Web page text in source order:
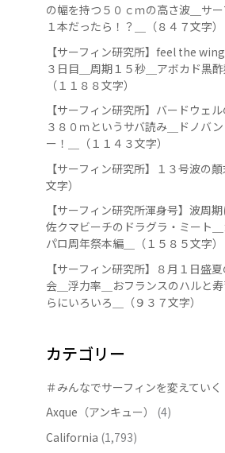
の幅を持つ５０ｃｍの高さ波＿サ
１本だったら！？＿（８４７文字）
【サーフィン研究所】feel the
３日目＿周期１５秒＿アボカド黒酢
（１１８８文字）
【サーフィン研究所】バードウェル
３８０ｍというサバ読み＿ドノバ
ー！＿（１１４３文字）
【サーフィン研究所】１３号波の
文字）
【サーフィン研究所渾身号】波周
佐クマビーチのドラグラ・ミート
パロ周年祭本編＿（１５８５文字）
【サーフィン研究所】８月１日盛
会＿浮力率＿おフランスのハルと
らにいろいろ＿（９３７文字）
カテゴリー
＃みんなでサーフィンを変えていく
Axque（アンキュー）
(4)
California (1,793)